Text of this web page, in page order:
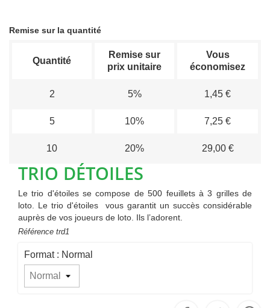
Remise sur la quantité
Quantité
Remise sur
prix unitaire
Vous
économisez
2 5% 1,45 €
5 10% 7,25 €
10 20% 29,00 €
TRIO DÉTOILES
Le trio d'étoiles se compose de 500 feuillets à 3 grilles de
loto. Le trio d'étoiles vous garantit un succès considérable
auprès de vos joueurs de loto. Ils l’adorent.
Référence trd1
Format : Normal